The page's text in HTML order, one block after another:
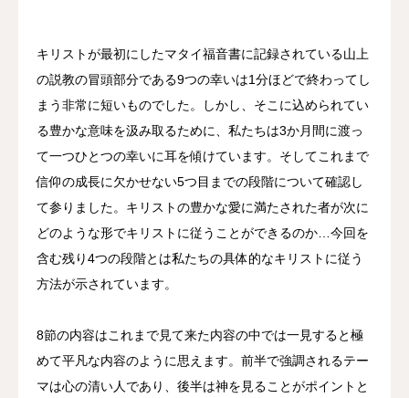
キリストが最初にしたマタイ福音書に記録されている山上
の説教の冒頭部分である9つの幸いは1分ほどで終わってし
まう非常に短いものでした。しかし、そこに込められてい
る豊かな意味を汲み取るために、私たちは3か月間に渡っ
て一つひとつの幸いに耳を傾けています。そしてこれまで
信仰の成長に欠かせない5つ目までの段階について確認し
て参りました。キリストの豊かな愛に満たされた者が次に
どのような形でキリストに従うことができるのか…今回を
含む残り4つの段階とは私たちの具体的なキリストに従う
方法が示されています。
8節の内容はこれまで見て来た内容の中では一見すると極
めて平凡な内容のように思えます。前半で強調されるテー
マは心の清い人であり、後半は神を見ることがポイントと